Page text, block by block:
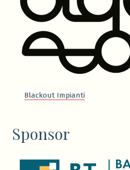
Blackout Impianti
Sponsor